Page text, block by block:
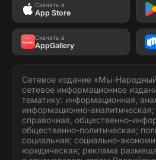
Скачать в
App Store
Скачать в
AppGallery
Сетевое издание «Мы-
сетевое информационное
тематику: информационная,
информационно-
справочная, общественно-
общественно-политическая;
социальная; социально-
юридическая; реклама